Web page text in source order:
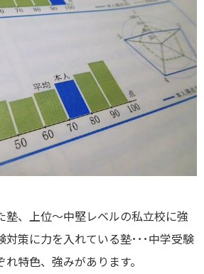
塾、上位～中堅レベルの私立校に強
対策に力を入れている塾･･･中学受験
特色、強みがあります。